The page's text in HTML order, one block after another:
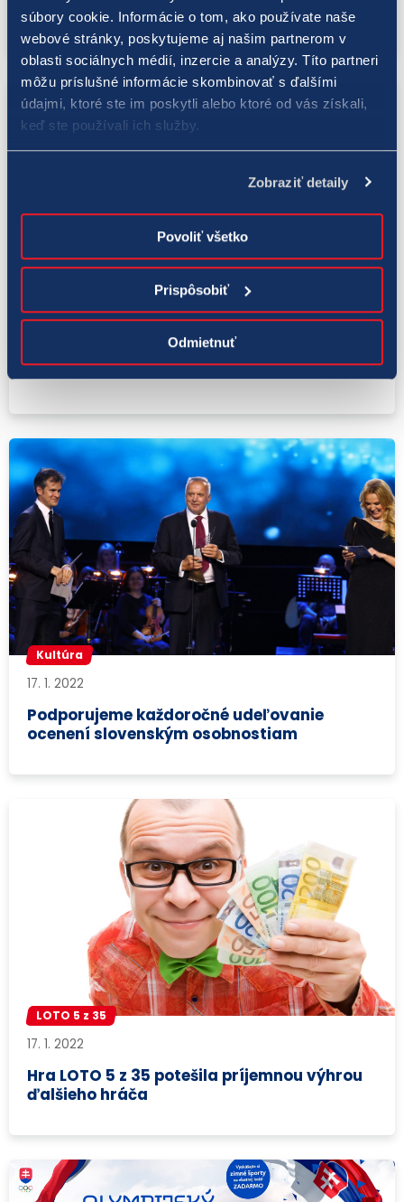
súbory cookie. Informácie o tom, ako používate naše
webové stránky, poskytujeme aj našim partnerom v
oblasti sociálnych médií, inzercie a analýzy. Títo partneri
môžu príslušné informácie skombinovať s ďalšími
údajmi, ktoré ste im poskytli alebo ktoré od vás získali,
keď ste používali ich služby.
Zobraziť detaily
Povoliť všetko
Prispôsobiť
Odmietnuť
tatranských podmienkach!
18. 1. 2022
TIPOS odsudzuje akékoľvek prejavy
intolerancie
Kultúra
17. 1. 2022
Podporujeme každoročné udeľovanie
ocenení slovenským osobnostiam
LOTO 5 z 35
17. 1. 2022
Hra LOTO 5 z 35 potešila príjemnou výhrou
ďalšieho hráča